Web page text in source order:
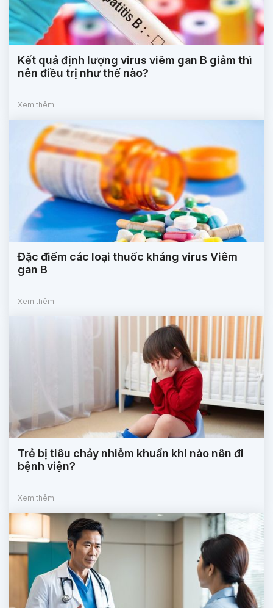
Kết quả định lượng virus viêm gan B giảm thì
nên điều trị như thế nào?
Xem thêm
Đặc điểm các loại thuốc kháng virus Viêm
gan B
Xem thêm
Trẻ bị tiêu chảy nhiễm khuẩn khi nào nên đi
bệnh viện?
Xem thêm